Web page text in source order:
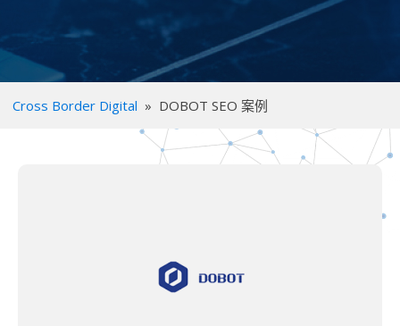
Cross Border Digital » DOBOT SEO 案例